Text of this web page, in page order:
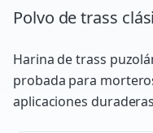
Polvo de trass
Harina de trass
probada para
aplicaciones